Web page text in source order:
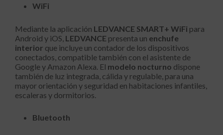
WiFi
Mediante la aplicación LEDVANCE SMART+ WiFi para
Android y iOS, LEDVANCE presenta un enchufe
interior que incluye un contador de los dispositivos
conectados, compatible también con el asistente de
Google y Amazon Alexa. El modelo nocturno dispone
también de luz integrada, cálida y regulable, para una
mayor orientación y seguridad en habitaciones infantiles,
escaleras y dormitorios.
Bluetooth